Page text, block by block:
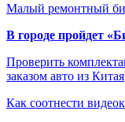
Малый ремонтный
В городе пройдет
Проверить
заказом авто из Китая
Как соотнести